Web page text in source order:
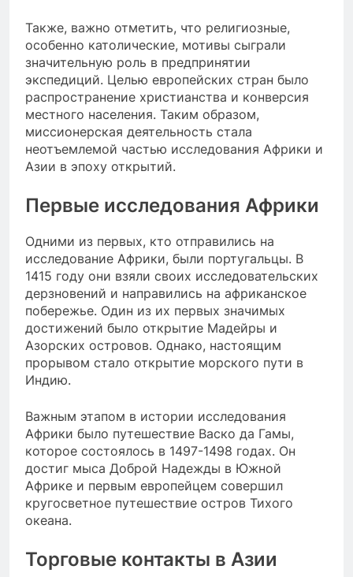
Также, важно отметить, что религиозные,
особенно католические, мотивы сыграли
значительную роль в предпринятии
экспедиций. Целью европейских стран было
распространение христианства и конверсия
местного населения. Таким образом,
миссионерская деятельность стала
неотъемлемой частью исследования Африки и
Азии в эпоху открытий.
Первые исследования Африки
Одними из первых, кто отправились на
исследование Африки, были португальцы. В
1415 году они взяли своих исследовательских
дерзновений и направились на африканское
побережье. Один из их первых значимых
достижений было открытие Мадейры и
Азорских островов. Однако, настоящим
прорывом стало открытие морского пути в
Индию.
Важным этапом в истории исследования
Африки было путешествие Васко да Гамы,
которое состоялось в 1497-1498 годах. Он
достиг мыса Доброй Надежды в Южной
Африке и первым европейцем совершил
кругосветное путешествие остров Тихого
океана.
Торговые контакты в Азии